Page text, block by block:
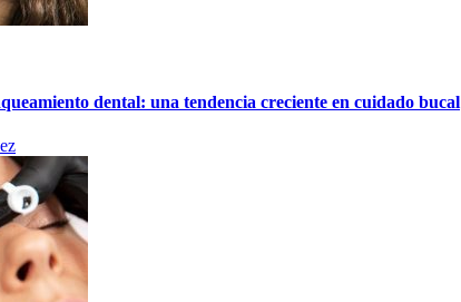
dental: una tendencia creciente en cuidado bucal